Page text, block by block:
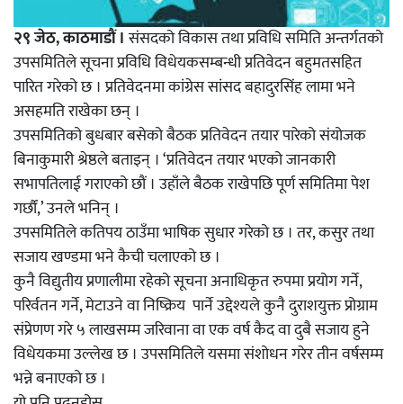
२९ जेठ, काठमाडौं ।संसदको विकास तथा प्रविधि समिति अन्तर्गतको
उपसमितिले सूचना प्रविधि विधेयकसम्बन्धी प्रतिवेदन बहुमतसहित
पारित गरेको छ । प्रतिवेदनमा कांग्रेस सांसद बहादुरसिंह लामा भने
असहमति राखेका छन् ।
उपसमितिको बुधबार बसेको बैठक प्रतिवेदन तयार पारेको संयोजक
बिनाकुमारी श्रेष्ठले बताइन् । ‘प्रतिवेदन तयार भएको जानकारी
सभापतिलाई गराएको छौं । उहाँले बैठक राखेपछि पूर्ण समितिमा पेश
गर्छौं,’ उनले भनिन् ।
उपसमितिले कतिपय ठाउँमा भाषिक सुधार गरेको छ । तर, कसुर तथा
सजाय खण्डमा भने कैची चलाएको छ ।
कुनै विद्युतीय प्रणालीमा रहेको सूचना अनाधिकृत रुपमा प्रयोग गर्ने,
परिर्वतन गर्ने, मेटाउने वा निष्क्रिय पार्ने उद्देश्यले कुनै दुराशयुक्त प्रोग्राम
संप्रेणण गरे ५ लाखसम्म जरिवाना वा एक वर्ष कैद वा दुबै सजाय हुने
विधेयकमा उल्लेख छ । उपसमितिले यसमा संशोधन गरेर तीन वर्षसम्म
भन्ने बनाएको छ ।